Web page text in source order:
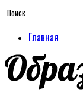
Главная